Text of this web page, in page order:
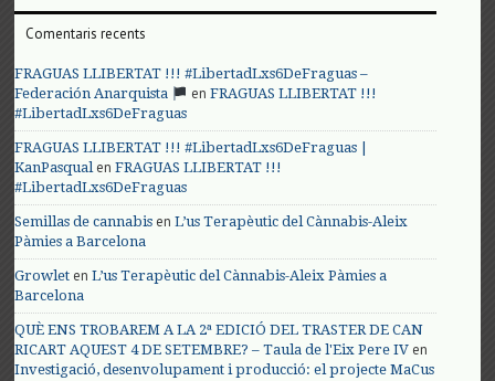
Comentaris recents
FRAGUAS LLIBERTAT !!! #LibertadLxs6DeFraguas –
Federación Anarquista
enFRAGUAS LLIBERTAT !!!
#LibertadLxs6DeFraguas
FRAGUAS LLIBERTAT !!! #LibertadLxs6DeFraguas |
KanPasqualenFRAGUAS LLIBERTAT !!!
#LibertadLxs6DeFraguas
Semillas de cannabis enL’us Terapèutic del Cànnabis-Aleix
Pàmies a Barcelona
Growlet enL’us Terapèutic del Cànnabis-Aleix Pàmies a
Barcelona
QUÈ ENS TROBAREM A LA 2ª EDICIÓ DEL TRASTER DE CAN
RICART AQUEST 4 DE SETEMBRE? – Taula de l'Eix Pere IV en
Investigació, desenvolupament i producció: el projecte MaCus